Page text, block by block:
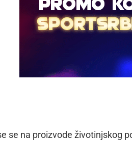
se na proizvode životinjskog